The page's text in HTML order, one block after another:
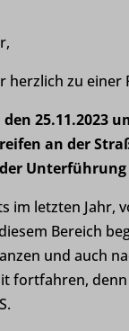
herzlich zu einer
25.11.2023
an der
Unterführung
im letzten Jahr,
Bereich
und auch
fortfahren, denn